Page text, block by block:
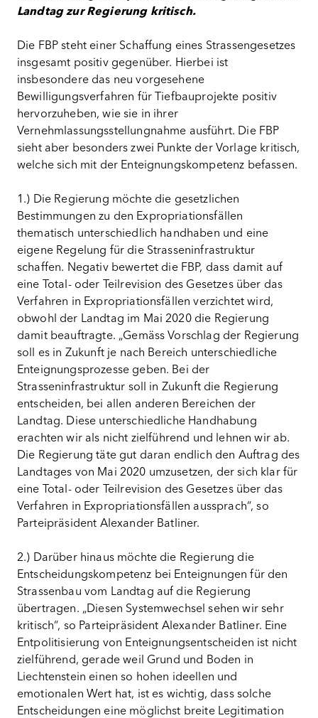
Landtag zur Regierung kritisch.
Die FBP steht einer Schaffung eines Strassengesetzes
insgesamt positiv gegenüber. Hierbei ist
insbesondere das neu vorgesehene
Bewilligungsverfahren für Tiefbauprojekte positiv
hervorzuheben, wie sie in ihrer
Vernehmlassungsstellungnahme ausführt. Die FBP
sieht aber besonders zwei Punkte der Vorlage kritisch,
welche sich mit der Enteignungskompetenz befassen.
1.) Die Regierung möchte die gesetzlichen
Bestimmungen zu den Expropriationsfällen
thematisch unterschiedlich handhaben und eine
eigene Regelung für die Strasseninfrastruktur
schaffen. Negativ bewertet die FBP, dass damit auf
eine Total- oder Teilrevision des Gesetzes über das
Verfahren in Expropriationsfällen verzichtet wird,
obwohl der Landtag im Mai 2020 die Regierung
damit beauftragte. „Gemäss Vorschlag der Regierung
soll es in Zukunft je nach Bereich unterschiedliche
Enteignungsprozesse geben. Bei der
Strasseninfrastruktur soll in Zukunft die Regierung
entscheiden, bei allen anderen Bereichen der
Landtag. Diese unterschiedliche Handhabung
erachten wir als nicht zielführend und lehnen wir ab.
Die Regierung täte gut daran endlich den Auftrag des
Landtages von Mai 2020 umzusetzen, der sich klar für
eine Total- oder Teilrevision des Gesetzes über das
Verfahren in Expropriationsfällen aussprach“, so
Parteipräsident Alexander Batliner.
2.) Darüber hinaus möchte die Regierung die
Entscheidungskompetenz bei Enteignungen für den
Strassenbau vom Landtag auf die Regierung
übertragen. „Diesen Systemwechsel sehen wir sehr
kritisch“, so Parteipräsident Alexander Batliner. Eine
Entpolitisierung von Enteignungsentscheiden ist nicht
zielführend, gerade weil Grund und Boden in
Liechtenstein einen so hohen ideellen und
emotionalen Wert hat, ist es wichtig, dass solche
Entscheidungen eine möglichst breite Legitimation